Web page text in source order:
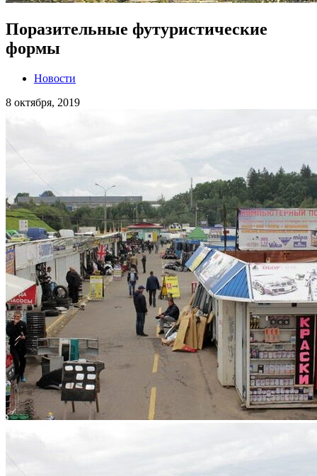
Поразительные футуристические
формы
Новости
8 октября, 2019